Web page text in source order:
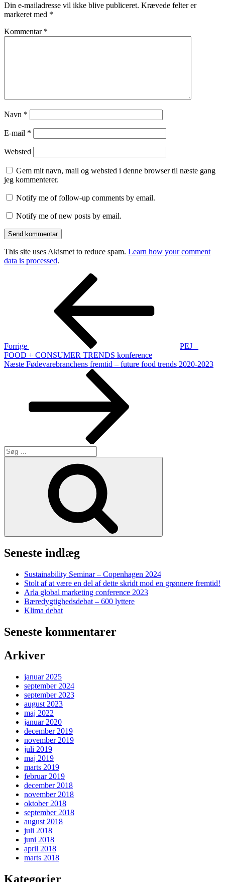
Din e-mailadresse vil ikke blive publiceret. Krævede felter er
markeret med *
Kommentar *
Navn *
E-mail *
Websted
Gem mit navn, mail og websted i denne browser til næste gang
jeg kommenterer.
Notify me of follow-up comments by email.
Notify me of new posts by email.
This site uses Akismet to reduce spam. Learn how your comment
data is processed.
Indlægsnavigation
Forrige
PEJ –
FOOD + CONSUMER TRENDS konference
Næste
Næste Fødevarebranchens fremtid – future food trends 2020-2023
Søg
efter:
Seneste indlæg
Sustainability Seminar – Copenhagen 2024
Stolt af at være en del af dette skridt mod en grønnere fremtid!
Arla global marketing conference 2023
Bæredygtighedsdebat – 600 lyttere
Klima debat
Seneste kommentarer
Arkiver
januar 2025
september 2024
september 2023
august 2023
maj 2022
januar 2020
december 2019
november 2019
juli 2019
maj 2019
marts 2019
februar 2019
december 2018
november 2018
oktober 2018
september 2018
august 2018
juli 2018
juni 2018
april 2018
marts 2018
Kategorier